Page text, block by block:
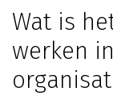
Wat is
werken